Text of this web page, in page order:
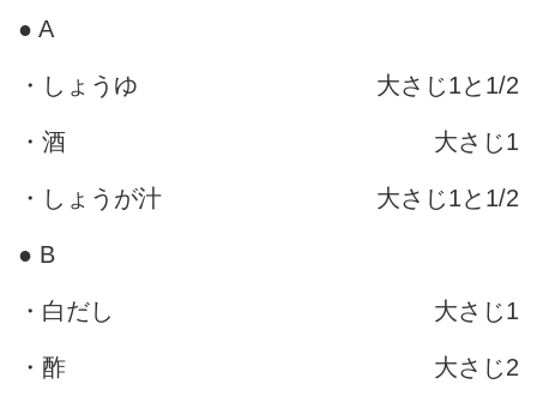
● A
・しょうゆ 大さじ1と1/2
・酒 大さじ1
・しょうが汁 大さじ1と1/2
● B
・白だし 大さじ1
・酢 大さじ2